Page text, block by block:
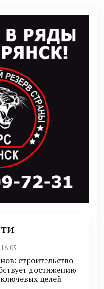
строительство
достижению
целей